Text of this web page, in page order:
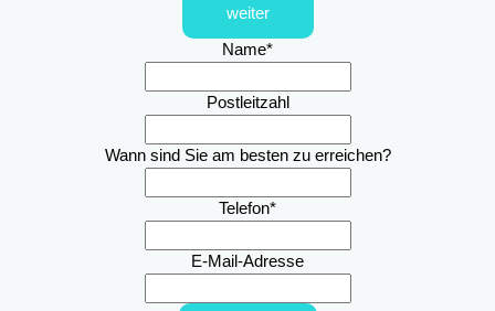
weiter
Name*
Postleitzahl
Wann sind Sie am besten zu erreichen?
Telefon*
E-Mail-Adresse